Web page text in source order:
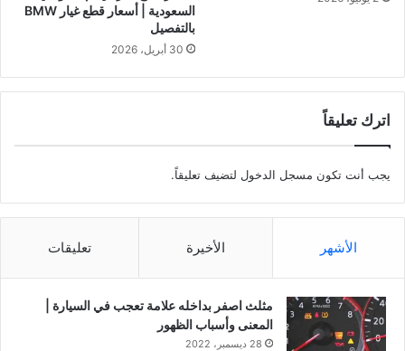
السعودية | أسعار قطع غيار BMW
بالتفصيل
30 أبريل، 2026
اترك تعليقاً
يجب أنت تكون مسجل الدخول لتضيف تعليقاً.
الأشهر الأخيرة تعليقات
مثلث اصفر بداخله علامة تعجب في السيارة |
المعنى وأسباب الظهور
28 ديسمبر، 2022